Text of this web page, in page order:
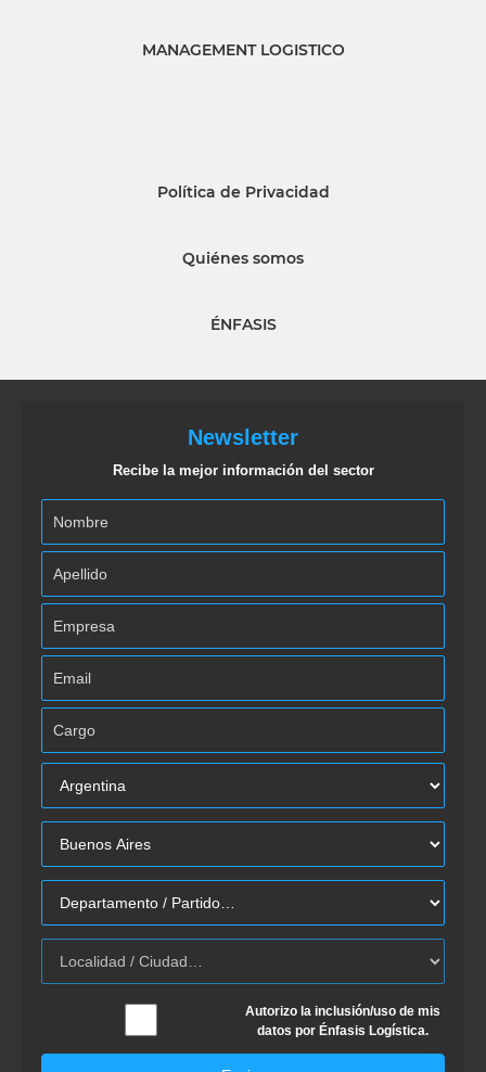
MANAGEMENT LOGISTICO
Política de Privacidad
Quiénes somos
ÉNFASIS
Newsletter
Recibe la mejor información del sector
Autorizo la inclusión/uso de mis
datos por Énfasis Logística.